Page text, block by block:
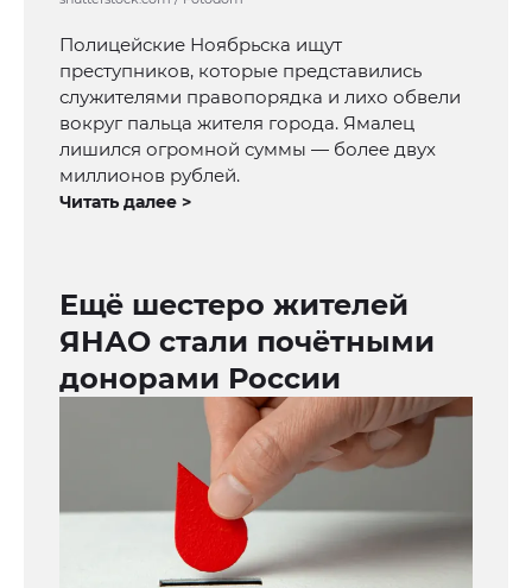
Полицейские Ноябрьска ищут
преступников, которые представились
служителями правопорядка и лихо обвели
вокруг пальца жителя города. Ямалец
лишился огромной суммы — более двух
миллионов рублей.
Читать далее >
Ещё шестеро жителей
ЯНАО стали почётными
донорами России